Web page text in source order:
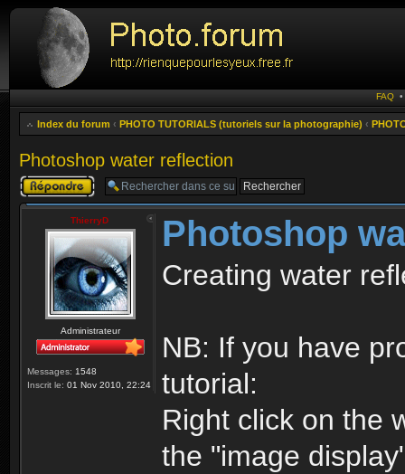
FAQ
Index du forum ‹ PHOTO TUTORIALS (tutoriels sur la photographie) ‹
Photoshop water reflection
Publier une
réponse
ThierryD
Administrateur
Messages: 1548
Inscrit le: 01 Nov 2010, 22:24
Photoshop
Creating water
NB: If you have
tutorial:
Right click on the
the "image